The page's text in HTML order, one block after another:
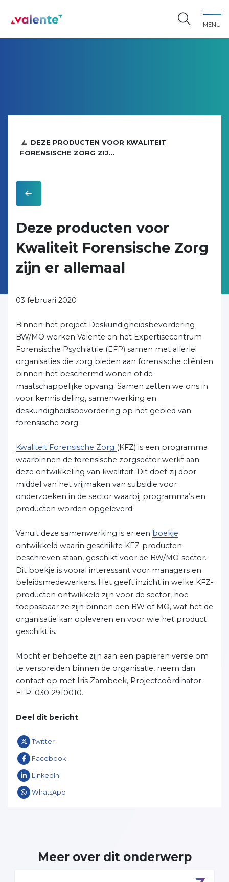
MENU
DEZE PRODUCTEN VOOR KWALITEIT
FORENSISCHE ZORG ZIJ...
Deze producten voor
Kwaliteit Forensische Zorg
zijn er allemaal
03 februari 2020
Binnen het project Deskundigheidsbevordering
BW/MO werken Valente en het Expertisecentrum
Forensische Psychiatrie (EFP) samen met allerlei
organisaties die zorg bieden aan forensische cliënten
binnen het beschermd wonen of de
maatschappelijke opvang. Samen zetten we ons in
voor kennis deling, samenwerking en
deskundigheidsbevordering op het gebied van
forensische zorg.
Kwaliteit Forensische Zorg (KFZ) is een programma
waarbinnen de forensische zorgsector werkt aan
deze ontwikkeling van kwaliteit. Dit doet zij door
middel van het vrijmaken van subsidie voor
onderzoeken in de sector waarbij programma’s en
producten worden opgeleverd.
Vanuit deze samenwerking is er een boekje
ontwikkeld waarin geschikte KFZ-producten
beschreven staan, geschikt voor de BW/MO-sector.
Dit boekje is vooral interessant voor managers en
beleidsmedewerkers. Het geeft inzicht in welke KFZ-
producten ontwikkeld zijn voor de sector, hoe
toepasbaar ze zijn binnen een BW of MO, wat het de
organisatie kan opleveren en voor wie het product
geschikt is.
Mocht er behoefte zijn aan een papieren versie om
te verspreiden binnen de organisatie, neem dan
contact op met Iris Zambeek, Projectcoördinator
EFP: 030-2910010.
Deel dit bericht
Twitter
Facebook
LinkedIn
WhatsApp
Meer over dit onderwerp